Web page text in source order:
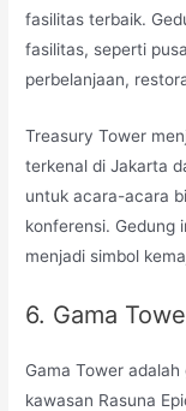
fasilitas terbaik.
fasilitas, seperti
perbelanjaan,
Treasury Tower
terkenal di Jakarta
untuk acara-acara
konferensi. Gedung
menjadi simbol
6. Gama
Gama Tower
kawasan Rasuna